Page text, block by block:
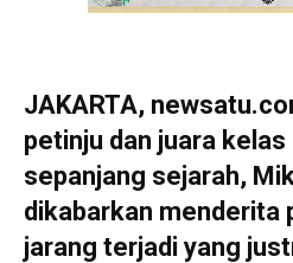
JAKARTA,
petinju dan juara
sepanjang sejarah,
dikabarkan menderita
jarang terjadi yang